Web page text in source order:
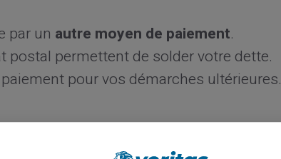
par un autre moyen de paiement.
postal permettent de solder votre dette.
pour vos démarches ultérieures.